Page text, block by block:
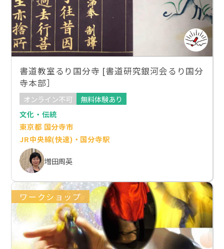
書道教室るり国分寺 [書道研究銀河会るり国分
寺本部］
オンライン不可
無料体験あり
文化・伝統
東京都 国分寺市
JR中央線(快速)・国分寺駅
増田周英
ワークショップ